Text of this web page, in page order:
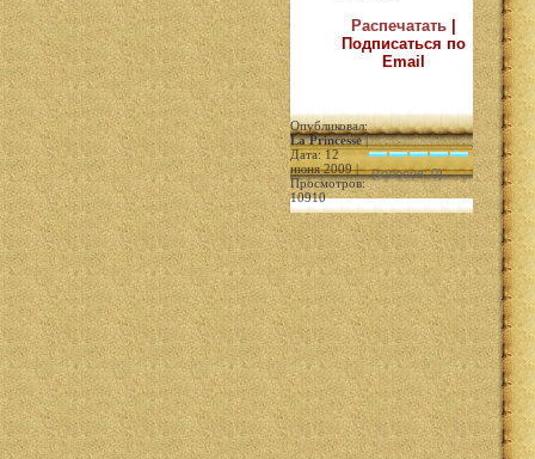
Распечатать
Подписаться по
Email
Опубликовал:
La Princesse|
Дата: 12
июня 2009 |
Просмотров:
10910
(голосов: 0)